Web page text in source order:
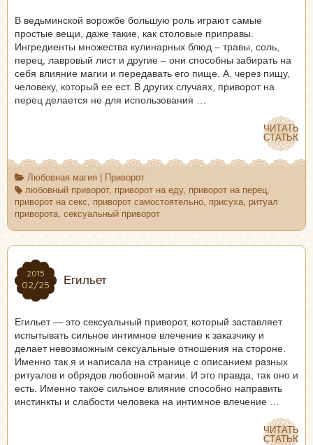
В ведьминской ворожбе большую роль играют самые
простые вещи, даже такие, как столовые приправы.
Ингредиенты множества кулинарных блюд – травы, соль,
перец, лавровый лист и другие – они способны забирать на
себя влияние магии и передавать его пище. А, через пищу,
человеку, который ее ест. В других случаях, приворот на
перец делается не для использования …
ЧИТАТЬ
СТАТЬЮ
ЧИТАТЬ
СТАТЬЮ
Любовная магия
Приворот
любовный приворот, приворот на еду, приворот на перец,
приворот на секс, приворот самостоятельно, присуха, ритуал
приворота, сексуальный приворот
2015
02/25
2015
02/25 Егильет
Егильет — это сексуальный приворот, который заставляет
испытывать сильное интимное влечение к заказчику и
делает невозможным сексуальные отношения на стороне.
Именно так я и написала на странице с описанием разных
ритуалов и обрядов любовной магии. И это правда, так оно и
есть. Именно такое сильное влияние способно направить
инстинкты и слабости человека на интимное влечение …
ЧИТАТЬ
СТАТЬЮ
ЧИТАТЬ
СТАТЬЮ